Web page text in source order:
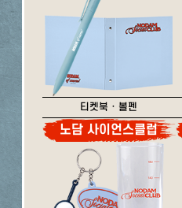
티켓북 · 볼펜
노담 사이언스클럽